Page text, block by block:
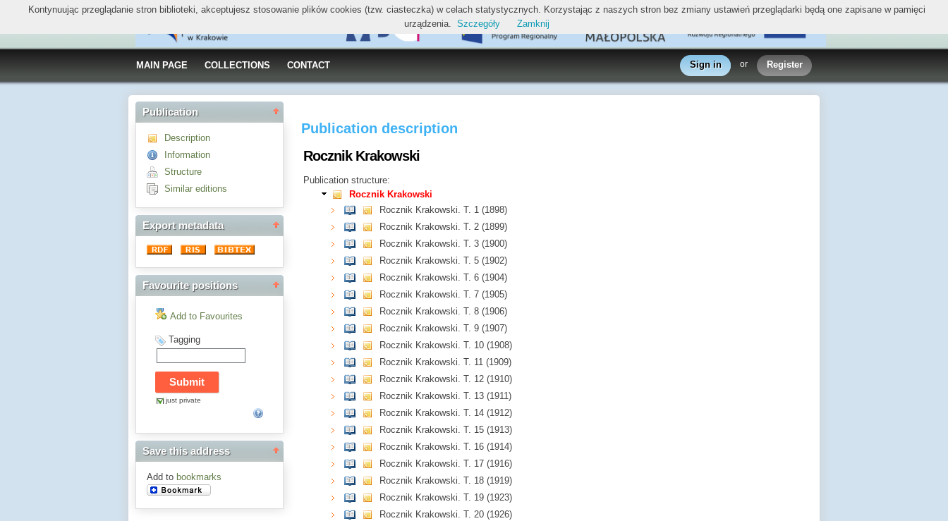
MAIN PAGE COLLECTIONS CONTACT Sign in or Register
Publication
Description
Information
Structure
Similar editions
Export metadata
Favourite positions
Add to Favourites
Tagging
just private
Save this address
Add to bookmarks
Publication description
Rocznik Krakowski
Publication structure:
Rocznik Krakowski
Rocznik Krakowski. T. 1 (1898)
Rocznik Krakowski. T. 2 (1899)
Rocznik Krakowski. T. 3 (1900)
Rocznik Krakowski. T. 5 (1902)
Rocznik Krakowski. T. 6 (1904)
Rocznik Krakowski. T. 7 (1905)
Rocznik Krakowski. T. 8 (1906)
Rocznik Krakowski. T. 9 (1907)
Rocznik Krakowski. T. 10 (1908)
Rocznik Krakowski. T. 11 (1909)
Rocznik Krakowski. T. 12 (1910)
Rocznik Krakowski. T. 13 (1911)
Rocznik Krakowski. T. 14 (1912)
Rocznik Krakowski. T. 15 (1913)
Rocznik Krakowski. T. 16 (1914)
Rocznik Krakowski. T. 17 (1916)
Rocznik Krakowski. T. 18 (1919)
Rocznik Krakowski. T. 19 (1923)
Rocznik Krakowski. T. 20 (1926)
Kontynuując przeglądanie stron biblioteki, akceptujesz stosowanie plików cookies (tzw. ciasteczka) w celach statystycznych. Korzystając z naszych stron bez zmiany ustawień przeglądarki będą one zapisane w pamięci
urządzenia. Szczegóły Zamknij